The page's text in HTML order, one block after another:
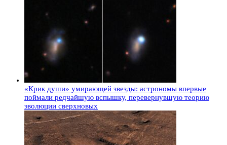
«Крик души» умирающей звезды: астрономы впервые
поймали редчайшую вспышку, перевернувшую теорию
эволюции сверхновых